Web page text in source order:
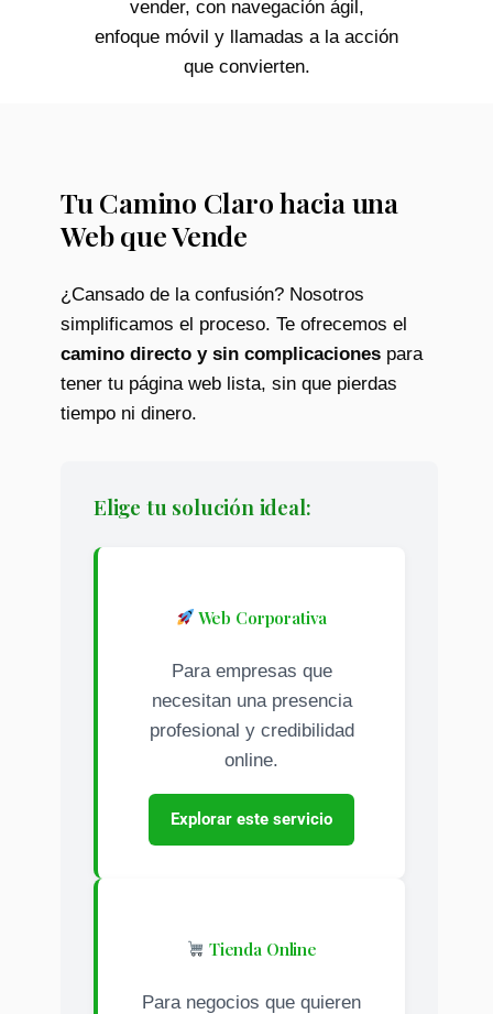
vender, con navegación ágil,
enfoque móvil y llamadas a la acción
que convierten.
Tu Camino Claro hacia una
Web que Vende
¿Cansado de la confusión? Nosotros
simplificamos el proceso. Te ofrecemos el
camino directo y sin complicaciones para
tener tu página web lista, sin que pierdas
tiempo ni dinero.
Elige tu solución ideal:
Web Corporativa
Para empresas que
necesitan una presencia
profesional y credibilidad
online.
Explorar este servicio
Tienda Online
Para negocios que quieren